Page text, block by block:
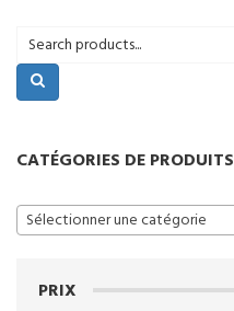
CATÉGORIES DE PRODUITS
Sélectionner une catégorie
PRIX